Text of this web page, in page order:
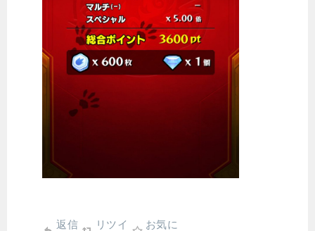
返信 リツイ お気に